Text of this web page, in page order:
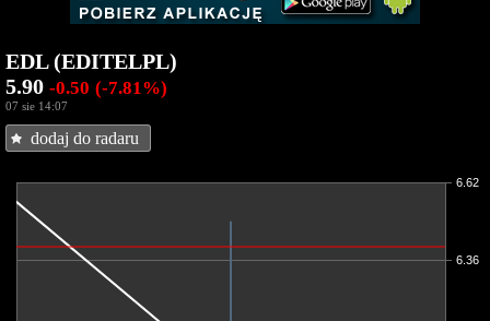
EDL (EDITELPL)
5.90 -0.50 (-7.81%)
07 sie 14:07
dodaj do radaru
6.36
6.62